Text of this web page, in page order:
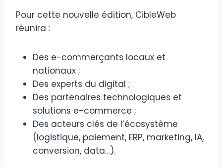
Pour cette nouvelle édition, CibleWeb
réunira :
Des e-commerçants locaux et
nationaux ;
Des experts du digital ;
Des partenaires technologiques et
solutions e-commerce ;
Des acteurs clés de l’écosystème
(logistique, paiement, ERP, marketing, IA,
conversion, data…).